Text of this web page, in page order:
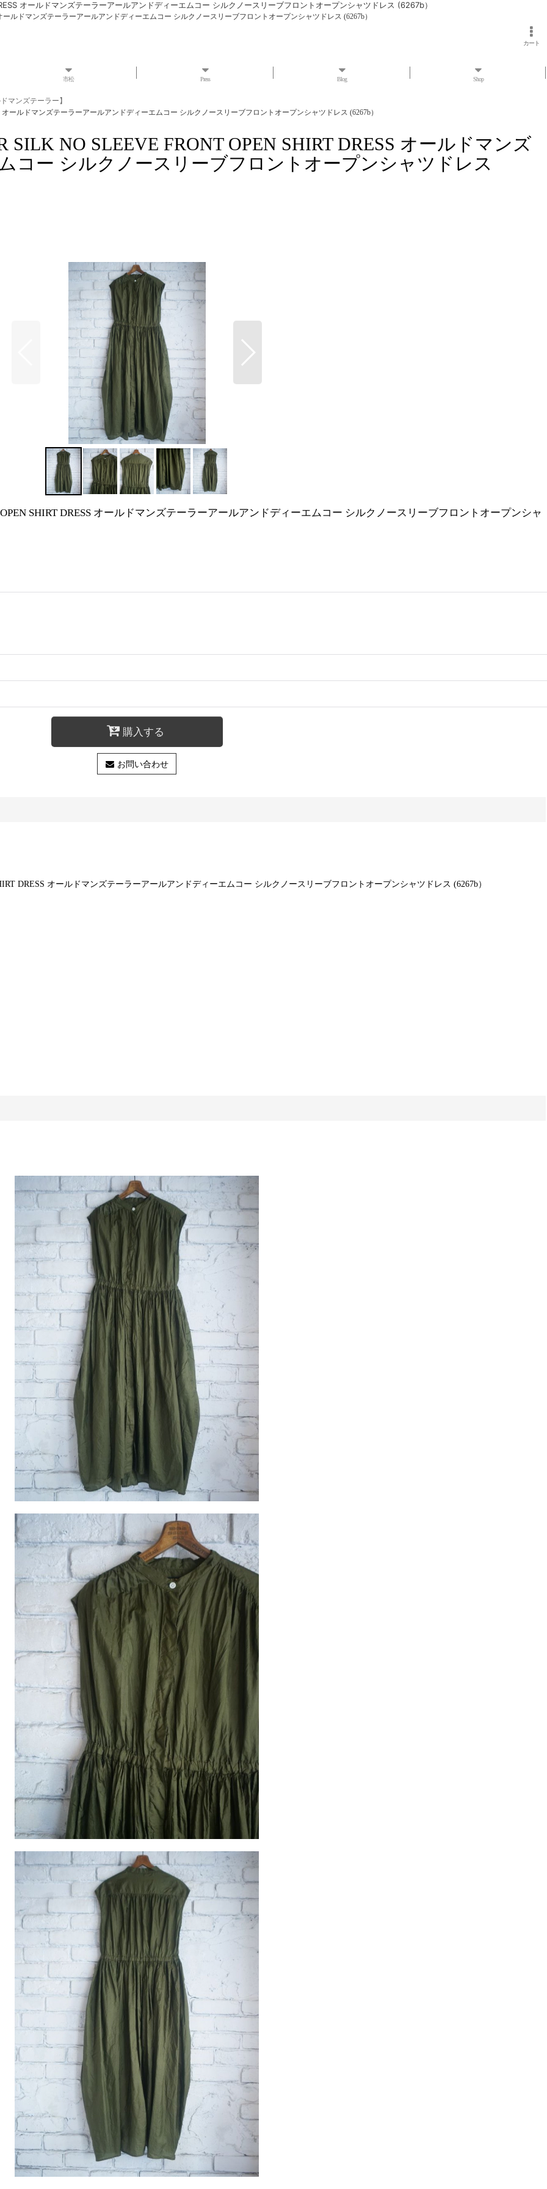
オールドマンズテーラーアールアンドディーエムコー シルクノースリーブフロントオープンシャツドレス (6267b）
ルドマンズテーラーアールアンドディーエムコー シルクノースリーブフロントオープンシャツドレス (6267b）
カート
市松 Press Blog Shop
マンズテーラー】
ールドマンズテーラーアールアンドディーエムコー シルクノースリーブフロントオープンシャツドレス (6267b）
NO SLEEVE FRONT OPEN SHIRT DRESS オールドマンズ
コー シルクノースリーブフロントオープンシャツドレス
SHIRT DRESS オールドマンズテーラーアールアンドディーエムコー シルクノースリーブフロントオープンシャ
購入する
お問い合わせ
DRESS オールドマンズテーラーアールアンドディーエムコー シルクノースリーブフロントオープンシャツドレス (6267b）